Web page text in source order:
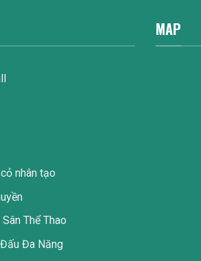
nhân tạo
Thể Thao
Đa Năng
MAP